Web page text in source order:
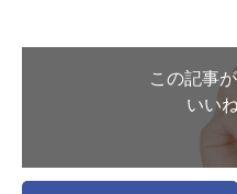
この記事
いい